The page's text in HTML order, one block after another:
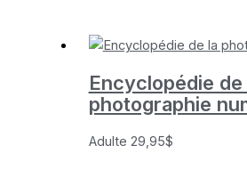
Encyclopédie de
photographie
Adulte 29,95$